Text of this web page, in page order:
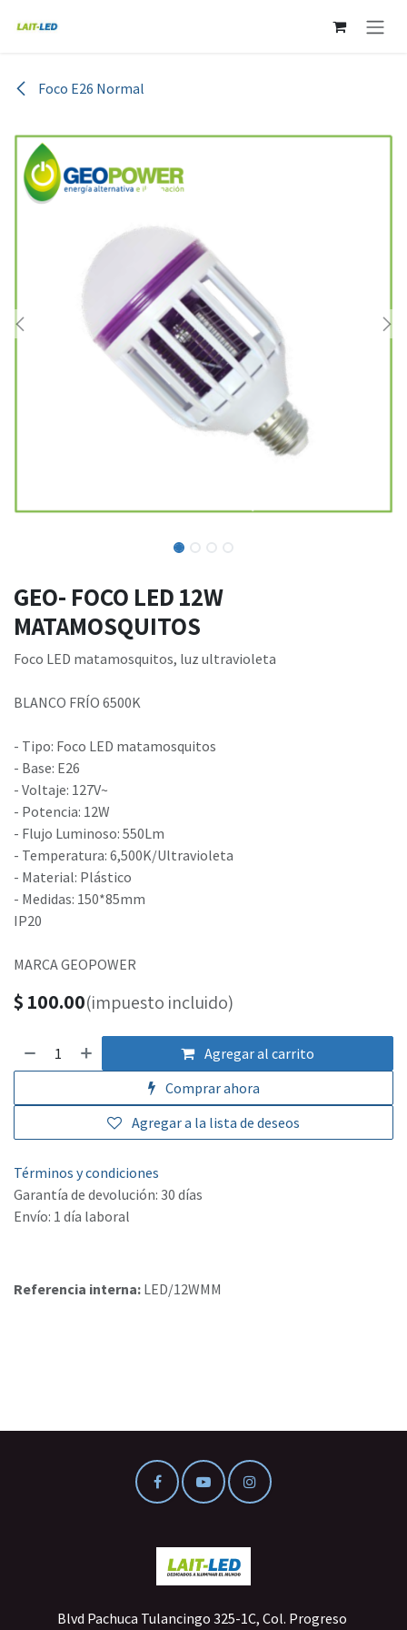
Foco E26 Normal
GEO- FOCO LED 12W
MATAMOSQUITOS
Foco LED matamosquitos, luz ultravioleta
BLANCO FRÍO 6500K
- Tipo: Foco LED matamosquitos
- Base: E26
- Voltaje: 127V~
- Potencia: 12W
- Flujo Luminoso: 550Lm
- Temperatura: 6,500K/Ultravioleta
- Material: Plástico
- Medidas: 150*85mm
IP20
MARCA GEOPOWER
$ 100.00(impuesto incluido)
Agregar al carrito
Comprar ahora
Agregar a la lista de deseos
Términos y condiciones
Garantía de devolución: 30 días
Envío: 1 día laboral
Referencia interna: LED/12WMM
Blvd Pachuca Tulancingo 325-1C, Col. Progreso